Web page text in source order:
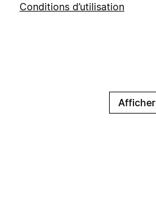
Conditions d’utilisation
Afficher